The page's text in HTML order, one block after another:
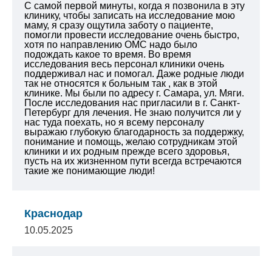
С самой первой минуты, когда я позвонила в эту
клинику, чтобы записать на исследование мою
маму, я сразу ощутила заботу о пациенте,
помогли провести исследование очень быстро,
хотя по направлению ОМС надо было
подождать какое то время. Во время
исследования весь персонал клиники очень
поддерживал нас и помогал. Даже родные люди
так не относятся к больным так , как в этой
клинике. Мы были по адресу г. Самара, ул. Мяги.
После исследования нас пригласили в г. Санкт-
Петербург для лечения. Не знаю получится ли у
нас туда поехать, но я всему персоналу
выражаю глубокую благодарность за поддержку,
понимание и помощь, желаю сотрудникам этой
клиники и их родным прежде всего здоровья,
пусть на их жизненном пути всегда встречаются
такие же понимающие люди!
Краснодар
10.05.2025